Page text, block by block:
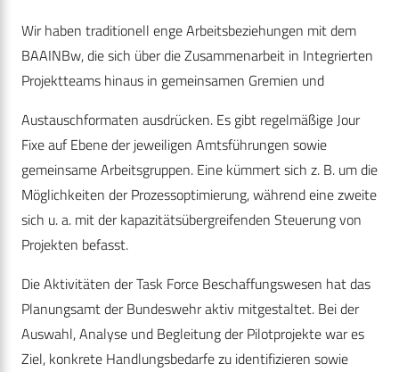
Wir haben traditionell enge Arbeitsbeziehungen mit dem
BAAINBw, die sich über die Zusammenarbeit in Integrierten
Projektteams hinaus in gemeinsamen Gremien und
Austauschformaten ausdrücken. Es gibt regelmäßige Jour
Fixe auf Ebene der jeweiligen Amtsführungen sowie
gemeinsame Arbeitsgruppen. Eine kümmert sich z. B. um die
Möglichkeiten der Prozessoptimierung, während eine zweite
sich u. a. mit der kapazitätsübergreifenden Steuerung von
Projekten befasst.
Die Aktivitäten der Task Force Beschaffungswesen hat das
Planungsamt der Bundeswehr aktiv mitgestaltet. Bei der
Auswahl, Analyse und Begleitung der Pilotprojekte war es
Ziel, konkrete Handlungsbedarfe zu identifizieren sowie